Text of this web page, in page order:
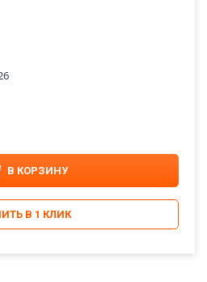
В КОРЗИНУ
В 1 КЛИК